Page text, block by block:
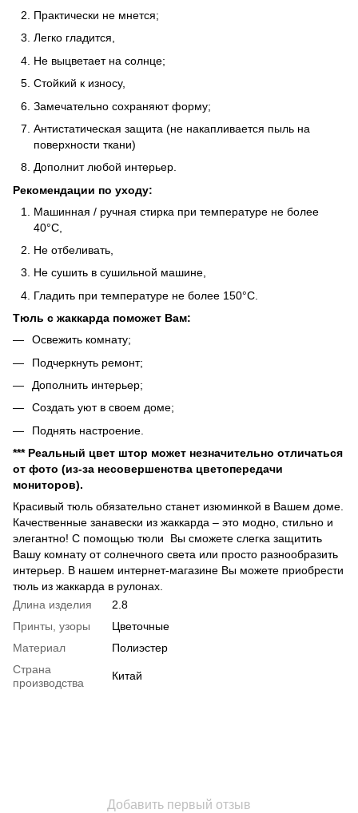
Практически не мнется;
Легко гладится,
Не выцветает на солнце;
Стойкий к износу,
Замечательно сохраняют форму;
Антистатическая защита (не накапливается пыль на
поверхности ткани)
Дополнит любой интерьер.
Рекомендации по уходу:
Машинная / ручная стирка при температуре не более
40°C,
Не отбеливать,
Не сушить в сушильной машине,
Гладить при температуре не более 150°C.
Тюль с жаккарда поможет Вам:
Освежить комнату;
Подчеркнуть ремонт;
Дополнить интерьер;
Создать уют в своем доме;
Поднять настроение.
*** Реальный цвет штор может незначительно отличаться
от фото (из-за несовершенства цветопередачи
мониторов).
Красивый тюль обязательно станет изюминкой в Вашем доме.
Качественные занавески из жаккарда – это модно, стильно и
элегантно! С помощью тюли Вы сможете слегка защитить
Вашу комнату от солнечного света или просто разнообразить
интерьер. В нашем интернет-магазине Вы можете приобрести
тюль из жаккарда в рулонах.
Длина изделия
2.8
Принты, узоры
Цветочные
Материал
Полиэстер
Страна
производства
Китай
Добавить первый отзыв